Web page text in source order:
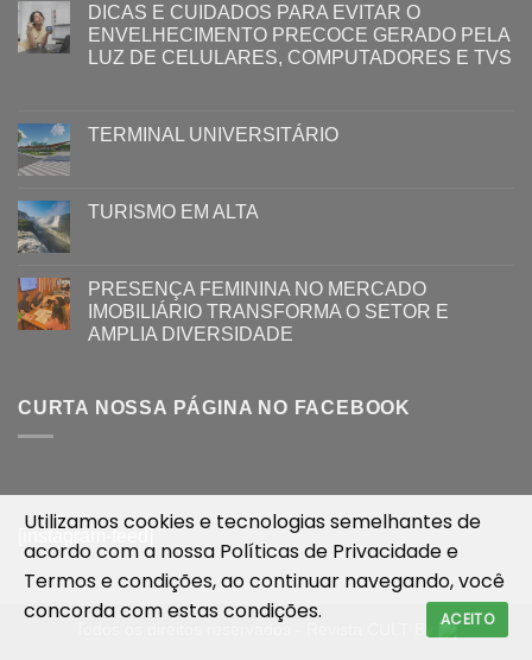
DICAS E CUIDADOS PARA EVITAR O
ENVELHECIMENTO PRECOCE GERADO PELA
LUZ ​DE CELULARES, COMPUTADORES E TVS​​
TERMINAL UNIVERSITÁRIO
TURISMO EM ALTA
PRESENÇA FEMININA NO MERCADO
IMOBILIÁRIO TRANSFORMA O SETOR E
AMPLIA DIVERSIDADE
CURTA NOSSA PÁGINA NO FACEBOOK
Utilizamos cookies e tecnologias semelhantes de
acordo com a nossa Políticas de Privacidadee
Termos e condições, ao continuar navegando, você
concorda com estas condições.
ACEITO